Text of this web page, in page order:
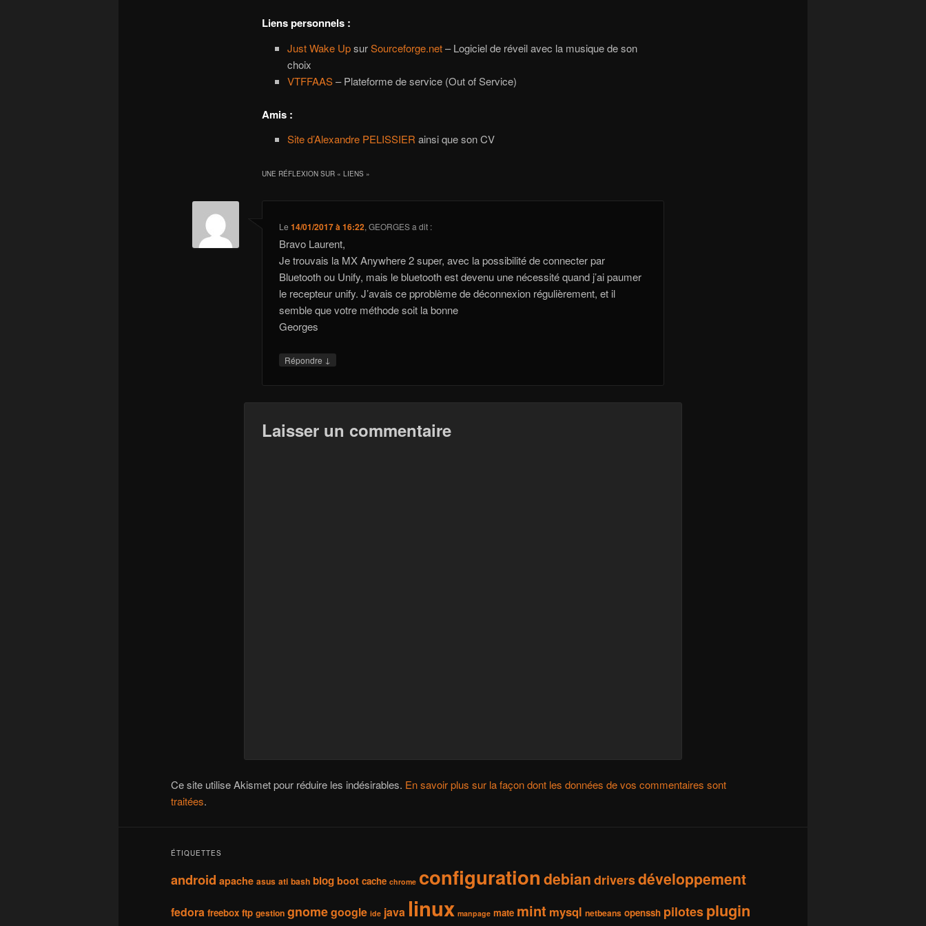
Liens personnels :
Just Wake UpsurSourceforge.net– Logiciel de réveil avec la musique de son
choix
VTFFAAS– Plateforme de service (Out of Service)
Amis :
Site d’Alexandre PELISSIER ainsi que son CV
UNE RÉFLEXION SUR « LIENS»
Le14/01/2017 à 16:22,GEORGESa dit :
Bravo Laurent,
Je trouvais la MX Anywhere 2 super, avec la possibilité de connecter par
Bluetooth ou Unify, mais le bluetooth est devenu une nécessité quand j’ai paumer
le recepteur unify. J’avais ce pproblème de déconnexion régulièrement, et il
semble que votre méthode soit la bonne
Georges
Répondre ↓
Laisser un commentaire
Ce site utilise Akismet pour réduire les indésirables. En savoir plus sur la façon dont les données de vos commentaires sont
traitées.
ÉTIQUETTES
android apache asus ati bash blog boot cache chrome configurationdebiandriversdéveloppement
fedora freebox ftp gestion gnomegoogle ide java linux manpage mate mint mysql netbeans openssh pilotesplugin